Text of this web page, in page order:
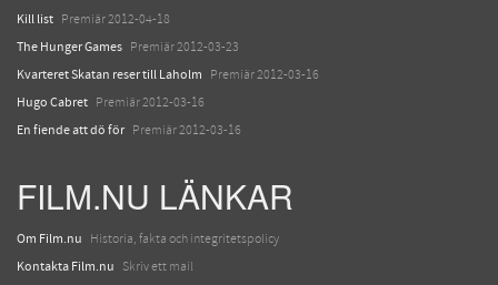
Kill list Premiär 2012-04-18
The Hunger Games Premiär 2012-03-23
Kvarteret Skatan reser till Laholm Premiär 2012-03-16
Hugo Cabret Premiär 2012-03-16
En fiende att dö för Premiär 2012-03-16
FILM.NU LÄNKAR
Om Film.nu Historia, fakta och integritetspolicy
Kontakta Film.nu Skriv ett mail